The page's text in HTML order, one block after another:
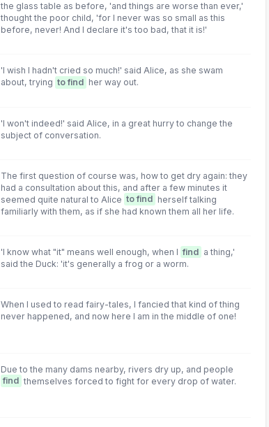
the glass table as before, 'and things are worse than ever,'
thought the poor child, 'for I never was so small as this
before, never! And I declare it's too bad, that it is!'
'I wish I hadn't cried so much!' said Alice, as she swam
about, trying to find her way out.
'I won't indeed!' said Alice, in a great hurry to change the
subject of conversation.
The first question of course was, how to get dry again: they
had a consultation about this, and after a few minutes it
seemed quite natural to Alice to find
herself talking
familiarly with them, as if she had known them all her life.
'I know what "it" means well enough, when I find a thing,'
said the Duck: 'it's generally a frog or a worm.
When I used to read fairy-tales, I fancied that kind of thing
never happened, and now here I am in the middle of one!
Due to the many dams nearby, rivers dry up, and people
find themselves forced to fight for every drop of water.